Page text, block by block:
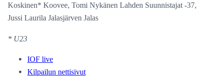
Koskinen* Koovee, Tomi Nykänen Lahden Suunnistajat -37,
Jussi Laurila Jalasjärven Jalas
* U23
IOF live
Kilpailun nettisivut